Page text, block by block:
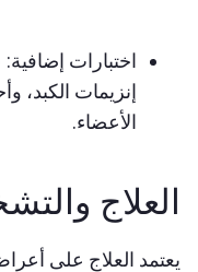
اختبارات إضافية:
إنزيمات الكبد،
الأعضاء.
العلاج على أعراض